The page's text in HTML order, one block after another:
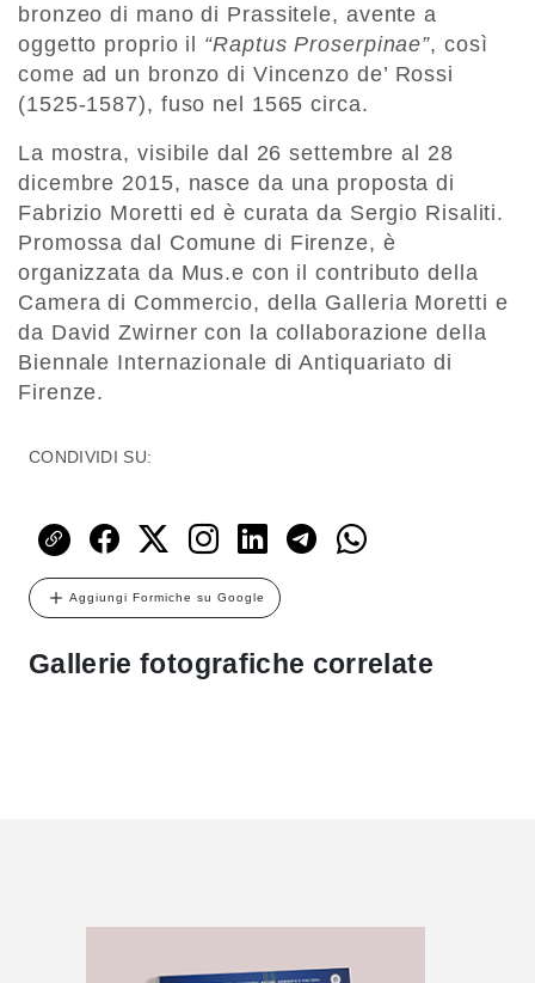
bronzeo di mano di Prassitele, avente a
oggetto proprio il “Raptus Proserpinae”, così
come ad un bronzo di Vincenzo de’ Rossi
(1525-1587), fuso nel 1565 circa.
La mostra, visibile dal 26 settembre al 28
dicembre 2015, nasce da una proposta di
Fabrizio Moretti ed è curata da Sergio Risaliti.
Promossa dal Comune di Firenze, è
organizzata da Mus.e con il contributo della
Camera di Commercio, della Galleria Moretti e
da David Zwirner con la collaborazione della
Biennale Internazionale di Antiquariato di
Firenze.
CONDIVIDI SU:
Aggiungi Formiche su Google
Gallerie fotografiche correlate